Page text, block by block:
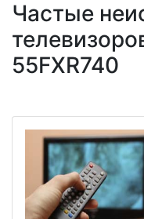
Частые
55FXR740